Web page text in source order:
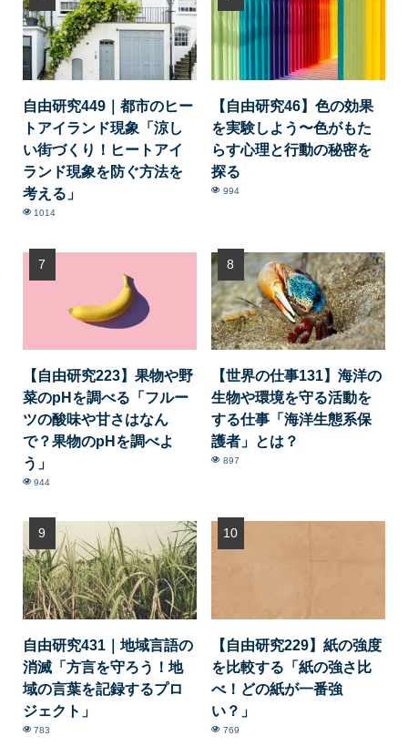
自由研究449｜都市のヒー
トアイランド現象「涼し
い街づくり！ヒートアイ
ランド現象を防ぐ方法を
考える」
1014
【自由研究46】色の効果
を実験しよう〜色がもた
らす心理と行動の秘密を
探る
994
【自由研究223】果物や野
菜のpHを調べる「フルー
ツの酸味や甘さはなん
で？果物のpHを調べよ
う」
944
【世界の仕事131】海洋の
生物や環境を守る活動を
する仕事「海洋生態系保
護者」とは？
897
自由研究431｜地域言語の
消滅「方言を守ろう！地
域の言葉を記録するプロ
ジェクト」
783
【自由研究229】紙の強度
を比較する「紙の強さ比
べ！どの紙が一番強
い？」
769